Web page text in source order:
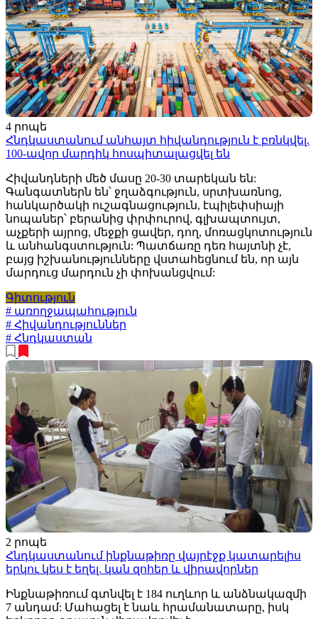
4 րոպե
Հնդկաստանում անհայտ հիվանդություն է բռնկվել.
100-ավոր մարդիկ հոսպիտալացվել են
Հիվանդների մեծ մասը 20-30 տարեկան են:
Գանգատներն են՝ ջղաձգություն, սրտխառնոց,
հանկարծակի ուշագնացություն, էպիլեփսիայի
նոպաներ՝ բերանից փրփուրով, գլխապտույտ,
աչքերի այրոց, մեջքի ցավեր, դող, մոռացկոտություն
և անհանգստություն: Պատճառը դեռ հայտնի չէ,
բայց իշխանությունները վստահեցնում են, որ այն
մարդուց մարդուն չի փոխանցվում:
Գիտություն
# առողջապահություն
# Հիվանդություններ
# Հնդկաստան
2 րոպե
Հնդկաստանում ինքնաթիռը վայրէջք կատարելիս
երկու կես է եղել. կան զոհեր և վիրավորներ
Ինքնաթիռում գտնվել է 184 ուղևոր և անձնակազմի
7 անդամ: Մահացել է նաև հրամանատարը, իսկ